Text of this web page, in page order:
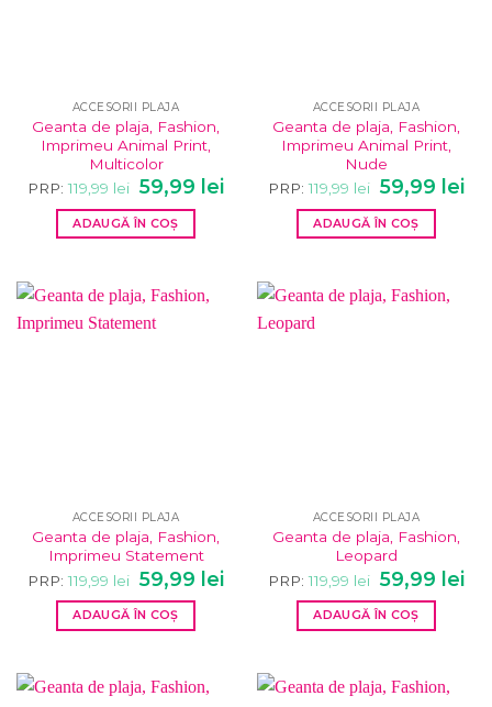
ACCESORII PLAJA
Geanta de plaja, Fashion,
Imprimeu Animal Print,
Multicolor
PRP: 119,99 lei Prețul
inițial
a
fost:
119,99 lei.
59,99 leiPrețul
curent
ADAUGĂ ÎN COȘ
ACCESORII PLAJA
Geanta de plaja, Fashion,
Imprimeu Animal Print,
Nude
PRP: 119,99 lei Prețul
inițial
a
fost:
119,99 lei.
59,99 lei
ADAUGĂ ÎN COȘ
ACCESORII PLAJA
Geanta de plaja, Fashion,
Imprimeu Statement
PRP: 119,99 lei Prețul
inițial
a
fost:
119,99 lei.
59,99 leiPrețul
curent
ADAUGĂ ÎN COȘ
ACCESORII PLAJA
Geanta de plaja, Fashion,
Leopard
PRP: 119,99 lei Prețul
inițial
a
fost:
119,99 lei.
59,99 lei
ADAUGĂ ÎN COȘ